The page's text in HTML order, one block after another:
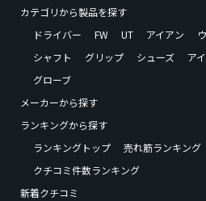
カテゴリから製品を探す
ドライバー
FW UT アイアン
シャフト
グリップ シューズ ア
グローブ
メーカーから探す
ランキングから探す
ランキングトップ
売れ筋ランキング
クチコミ件数ランキング
新着クチコミ